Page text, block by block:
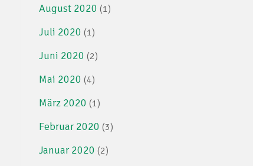
August 2020 (1)
Juli 2020 (1)
Juni 2020 (2)
Mai 2020 (4)
März 2020 (1)
Februar 2020 (3)
Januar 2020 (2)